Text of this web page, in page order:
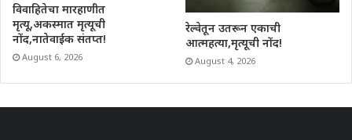
विवाहितेचा मारहाणीत
मृत्यू,अकस्मात मृत्यूची
नोंद,नातेवाईक संतप्त!
August 6, 2026
रेल्वेतून उतरून एकाची
आत्महत्या,मृत्यूची नोंद!
August 4, 2026